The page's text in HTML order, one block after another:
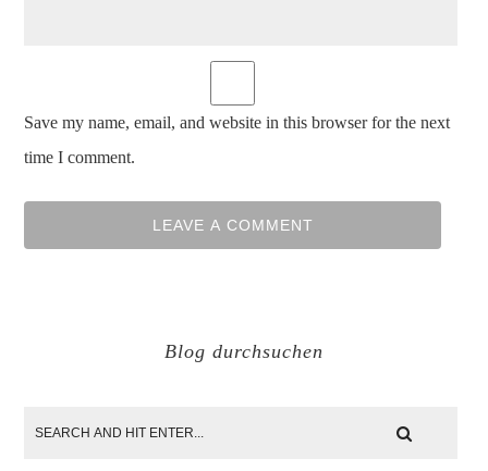
Save my name, email, and website in this browser for the next
time I comment.
Blog durchsuchen